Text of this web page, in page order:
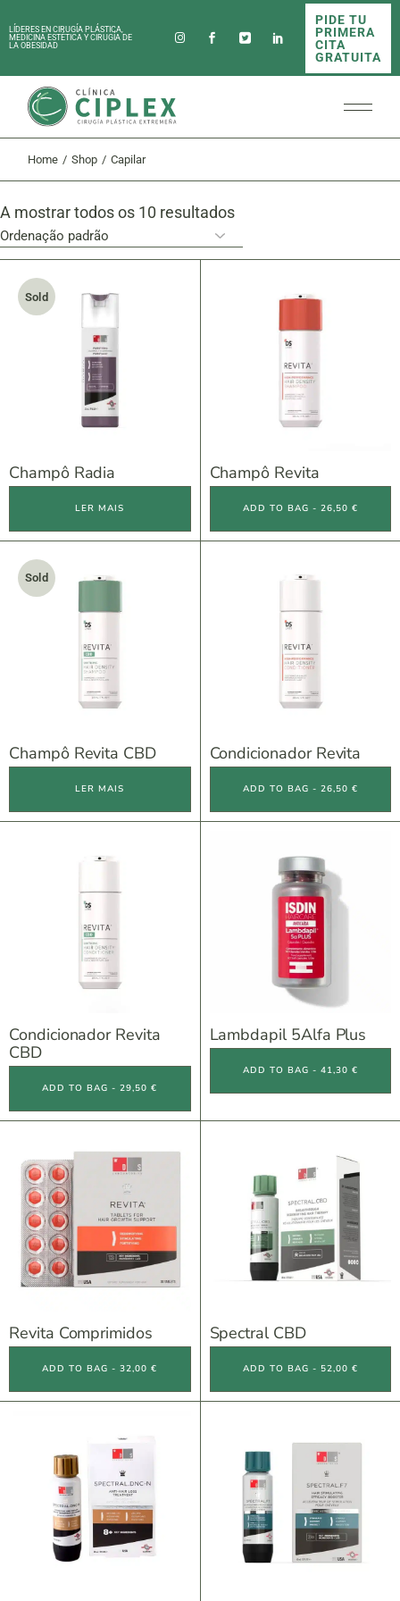
to
theLÍDERES EN CIRUGÍA PLÁSTICA,
MEDICINA ESTÉTICA Y CIRUGÍA DE
LA OBESIDAD
PIDE TU
PRIMERA
CITA
GRATUITA
Home Shop Capilar
A mostrar todos os 10 resultados
Sold
Champô Radia
LER MAIS
Champô Revita
ADD TO BAG - 26,50 €
Sold
Champô Revita CBD
LER MAIS
Condicionador Revita
ADD TO BAG - 26,50 €
Condicionador Revita
CBD
ADD TO BAG - 29,50 €
Lambdapil 5Alfa Plus
ADD TO BAG - 41,30 €
Revita Comprimidos
ADD TO BAG - 32,00 €
Spectral CBD
ADD TO BAG - 52,00 €